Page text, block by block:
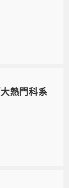
熱門科系